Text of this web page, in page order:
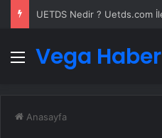
Menü
Vega Haber
Anasayfa